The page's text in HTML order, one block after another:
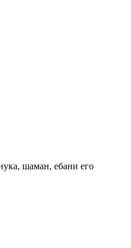
шаман, ебани его